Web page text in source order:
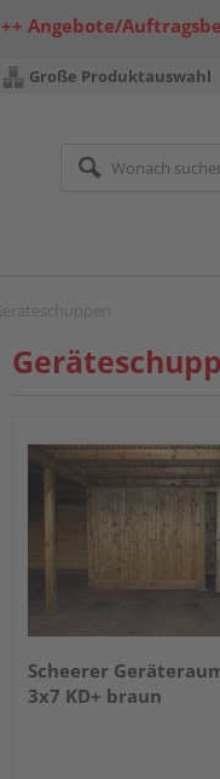
++ Angebote/
Große Produktauswahl
Scheerer
3x7 KD+ braun